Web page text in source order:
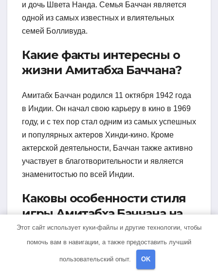
и дочь Швета Нанда. Семья Баччан является
одной из самых известных и влиятельных
семей Болливуда.
Какие факты интересны о
жизни Амитабха Баччана?
Амитабх Баччан родился 11 октября 1942 года
в Индии. Он начал свою карьеру в кино в 1969
году, и с тех пор стал одним из самых успешных
и популярных актеров Хинди-кино. Кроме
актерской деятельности, Баччан также активно
участвует в благотворительности и является
знаменитостью по всей Индии.
Каковы особенности стиля
игры Амитабха Баччана на
экране?
Амитабх Баччан — актер с узнаваемым и
выразительным стилем игры. Он часто
Этот сайт использует куки-файлы и другие технологии, чтобы
помочь вам в навигации, а также предоставить лучший
пользовательский опыт. OK